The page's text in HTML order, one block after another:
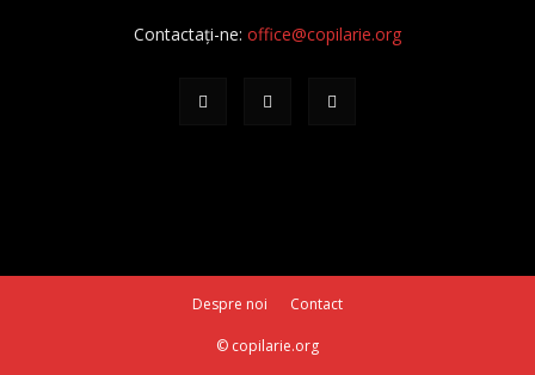
Contactați-ne: office@copilarie.org
Despre noi Contact
© copilarie.org